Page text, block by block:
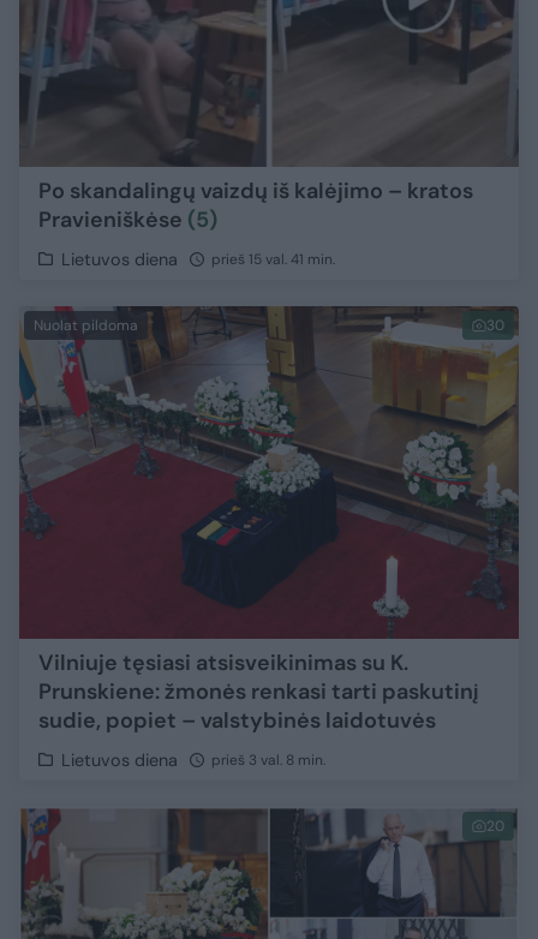
Po skandalingų vaizdų iš kalėjimo – kratos
Pravieniškėse (5)
Lietuvos diena prieš 15 val. 41 min.
Nuolat pildoma 30
Vilniuje tęsiasi atsisveikinimas su K.
Prunskiene: žmonės renkasi tarti paskutinį
sudie, popiet – valstybinės laidotuvės
Lietuvos diena prieš 3 val. 8 min.
20